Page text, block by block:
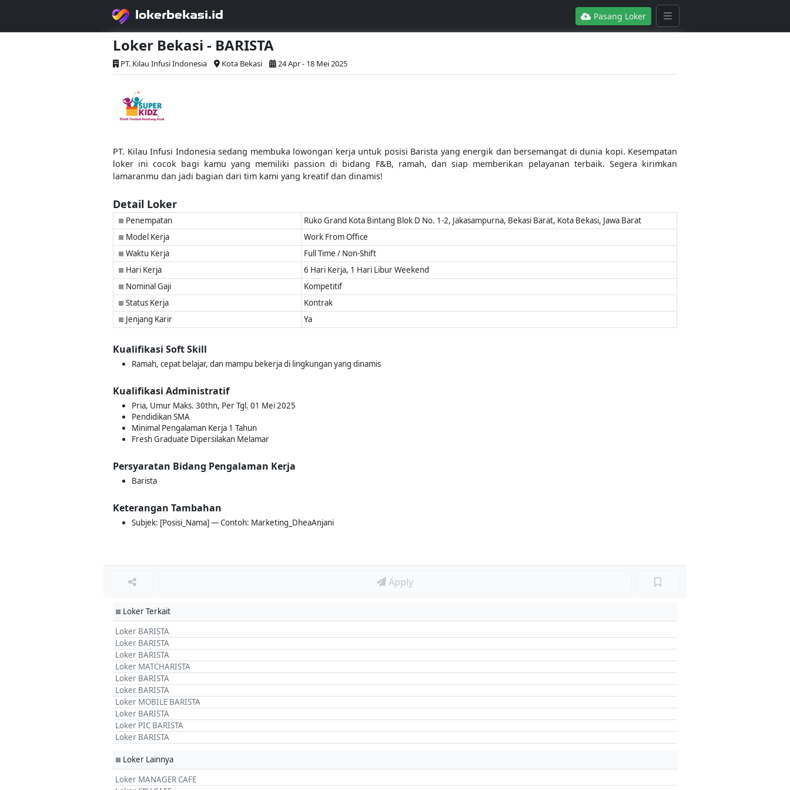
lokerbekasi.id Pasang Loker
Loker Bekasi - BARISTA
PT. Kilau Infusi Indonesia Kota Bekasi 24 Apr - 18 Mei 2025
PT. Kilau Infusi Indonesia sedang membuka lowongan kerja untuk posisi Barista yang energik dan bersemangat di dunia kopi. Kesempatan
loker ini cocok bagi kamu yang memiliki passion di bidang F&B, ramah, dan siap memberikan pelayanan terbaik. Segera kirimkan
lamaranmu dan jadi bagian dari tim kami yang kreatif dan dinamis!
Detail Loker
■ Penempatan Ruko Grand Kota Bintang Blok D No. 1-2, Jakasampurna, Bekasi Barat, Kota Bekasi, Jawa Barat
■ Model Kerja Work From Office
■ Waktu Kerja Full Time / Non-Shift
■ Hari Kerja 6 Hari Kerja, 1 Hari Libur Weekend
■ Nominal Gaji Kompetitif
■ Status Kerja Kontrak
■ Jenjang Karir Ya
Kualifikasi Soft Skill
Ramah, cepat belajar, dan mampu bekerja di lingkungan yang dinamis
Kualifikasi Administratif
Pria, Umur Maks. 30thn, Per Tgl. 01 Mei 2025
Pendidikan SMA
Minimal Pengalaman Kerja 1 Tahun
Fresh Graduate Dipersilakan Melamar
Persyaratan Bidang Pengalaman Kerja
Barista
Keterangan Tambahan
Subjek: [Posisi_Nama] — Contoh: Marketing_DheaAnjani
Apply
■ Loker Terkait
Loker BARISTA
Loker BARISTA
Loker BARISTA
Loker MATCHARISTA
Loker BARISTA
Loker BARISTA
Loker MOBILE BARISTA
Loker BARISTA
Loker PIC BARISTA
Loker BARISTA
■ Loker Lainnya
Loker MANAGER CAFE